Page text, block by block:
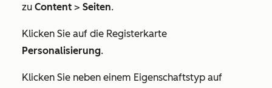
zu Content > Seiten.
Klicken Sie auf die Registerkarte
Personalisierung.
Klicken Sie neben einem Eigenschaftstyp auf